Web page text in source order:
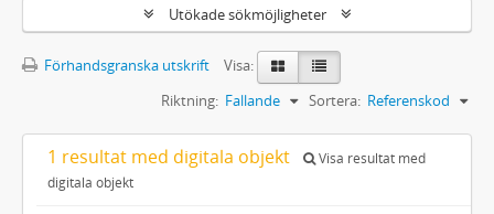
Utökade sökmöjligheter
Förhandsgranska utskrift
Visa:
Sortera: Referenskod
Riktning: Fallande
1 resultat med digitala objekt
Visa resultat med
digitala objekt